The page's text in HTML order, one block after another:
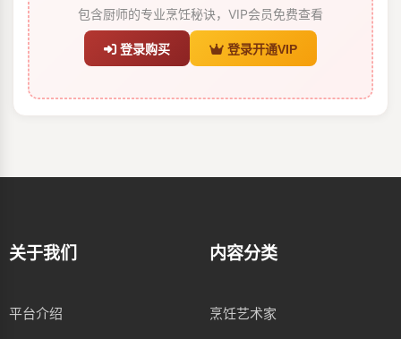
包含厨师的专业烹饪秘诀，VIP会员免费查看
登录购买 登录开通VIP
关于我们
平台介绍
内容分类
烹饪艺术家